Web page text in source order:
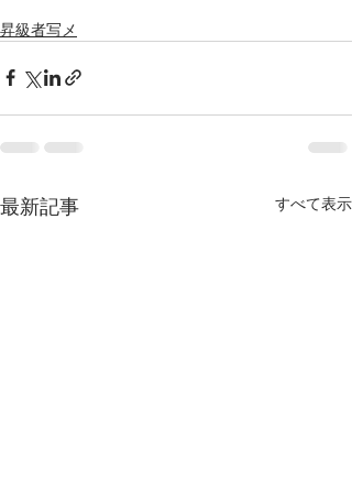
昇級者写メ
最新記事 すべて表示